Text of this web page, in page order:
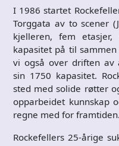
I 1986 startet
Torggata av to scener
kjelleren, fem
kapasitet på til
vi også over driften av
sin 1750 kapasitet.
sted med solide røtter
opparbeidet kunnskap
regne med for framtiden.
Rockefellers 25-årige